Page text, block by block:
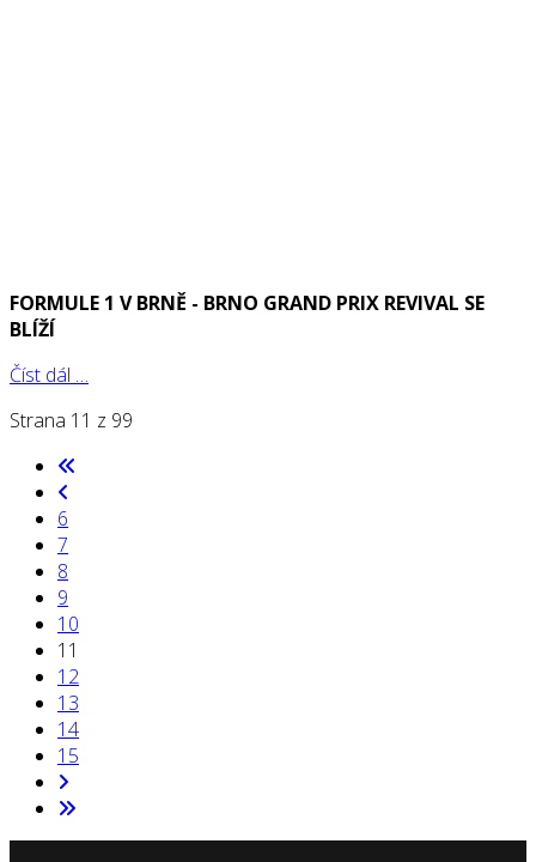
FORMULE 1 V BRNĚ - BRNO GRAND PRIX REVIVAL SE
BLÍŽÍ
Číst dál …
Strana 11 z 99
6
7
8
9
10
11
12
13
14
15